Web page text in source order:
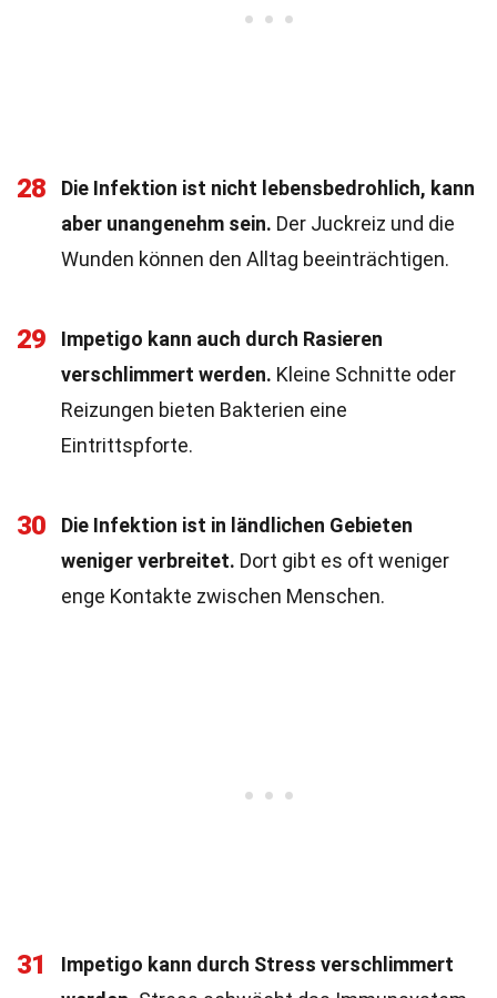
28
Die Infektion ist nicht lebensbedrohlich, kann
aber unangenehm sein. Der Juckreiz und die
Wunden können den Alltag beeinträchtigen.
29
Impetigo kann auch durch Rasieren
verschlimmert werden. Kleine Schnitte oder
Reizungen bieten Bakterien eine
Eintrittspforte.
30
Die Infektion ist in ländlichen Gebieten
weniger verbreitet. Dort gibt es oft weniger
enge Kontakte zwischen Menschen.
31
Impetigo kann durch Stress verschlimmert